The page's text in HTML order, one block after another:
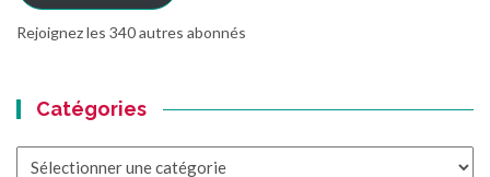
Rejoignez les 340 autres abonnés
Catégories
Catégories